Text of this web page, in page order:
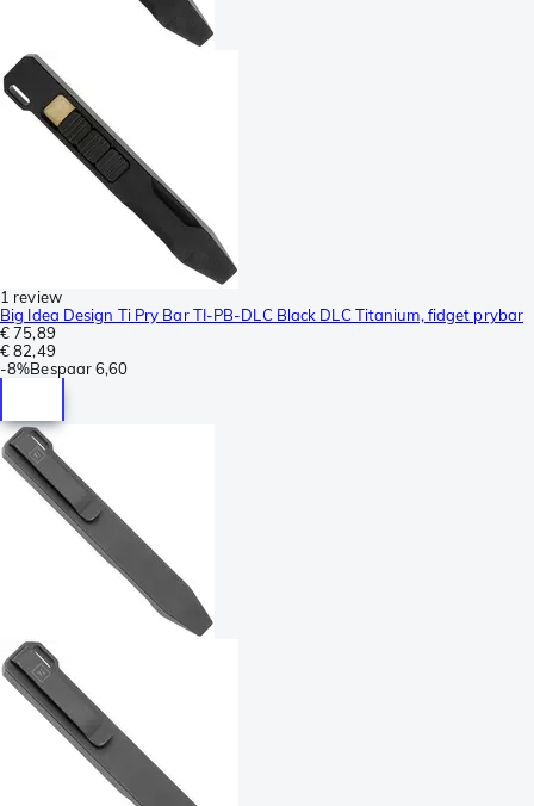
1 review
Big Idea Design Ti Pry Bar TI-PB-DLC Black DLC Titanium, fidget prybar
€ 75,89
€ 82,49
-8%Bespaar6,60